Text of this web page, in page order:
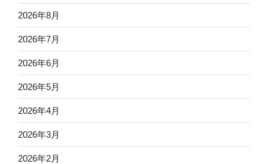
2026年8月
2026年7月
2026年6月
2026年5月
2026年4月
2026年3月
2026年2月